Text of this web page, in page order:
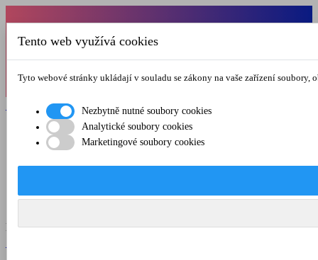
Od 1.7.-31.8.2026 budeme mít v pátek
zkrácenou provozní dobu do 12.00 hod. Přejeme
Registrovat  Přihlásit se
O nás
Kontakt
Menu  
Tento web využívá cookies
Tyto webové stránky ukládají v souladu se zákony na vaše zařízení
Nezbytně nutné soubory cookies
Analytické soubory cookies
Marketingové soubory cookies